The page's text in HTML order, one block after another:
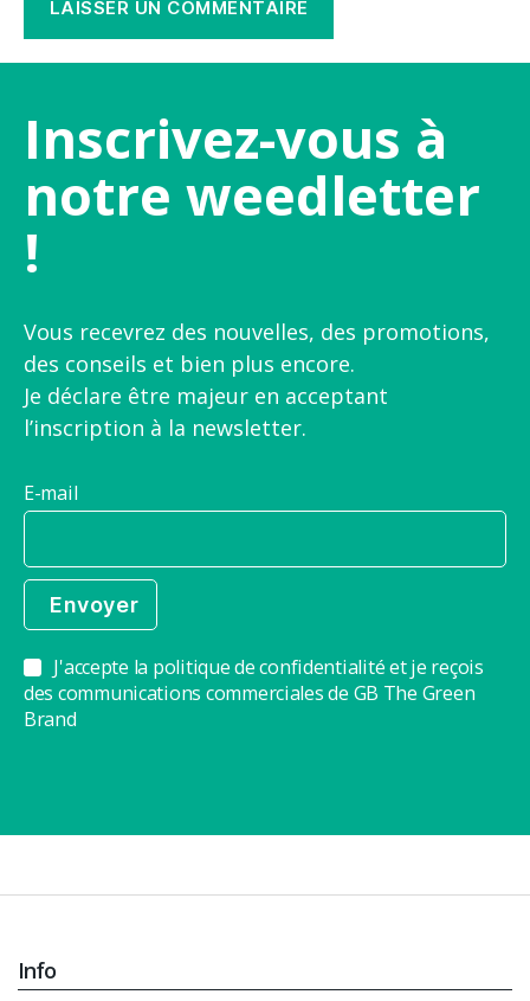
Inscrivez-vous à
notre weedletter
!
Vous recevrez des nouvelles, des promotions,
des conseils et bien plus encore.
Je déclare être majeur en acceptant
l’inscription à la newsletter.
E-mail
J'accepte la politique de confidentialité et je reçois
des communications commerciales de GB The Green
Brand
Info